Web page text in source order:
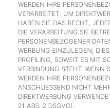
WERDEN IHRE
VERARBEITET, UM
HABEN SIE DAS RECHT,
DIE VERARBEITUNG SIE
PERSONENBEZOGENER
WERBUNG EINZULEGEN;
PROFILING, SOWEIT ES MIT
VERBINDUNG STEHT. WENN
WERDEN IHRE
ANSCHLIESSEND NICHT
DIREKTWERBUNG
21 ABS. 2 DSGVO).